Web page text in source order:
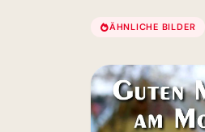
ÄHNLICHE BILDER